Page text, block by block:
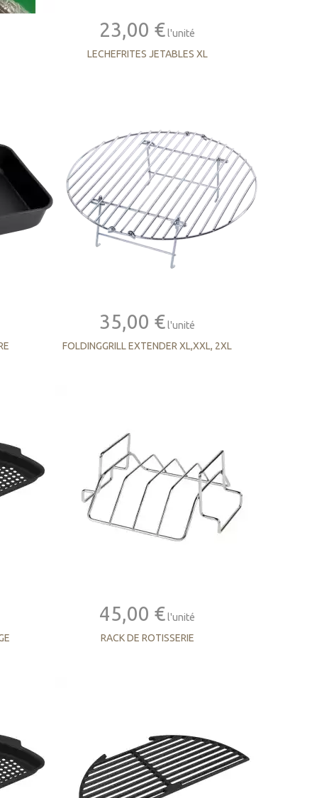
23,00 € l'unité
LECHEFRITES JETABLES XL
35,00 € l'unité
FOLDINGGRILL EXTENDER XL,XXL, 2XL
45,00 € l'unité
RACK DE ROTISSERIE